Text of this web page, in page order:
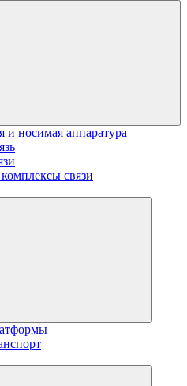
и носимая аппаратура
связи